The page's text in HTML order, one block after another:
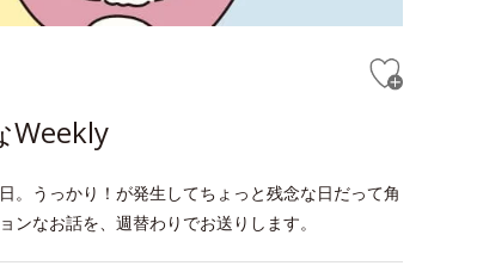
Weekly
。うっかり！が発生してちょっと残念な日だって角
なお話を、週替わりでお送りします。